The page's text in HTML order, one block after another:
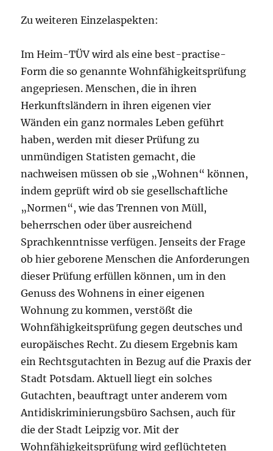
Zu weiteren Einzelaspekten:
Im Heim-TÜV wird als eine best-practise-
Form die so genannte Wohnfähigkeitsprüfung
angepriesen. Menschen, die in ihren
Herkunftsländern in ihren eigenen vier
Wänden ein ganz normales Leben geführt
haben, werden mit dieser Prüfung zu
unmündigen Statisten gemacht, die
nachweisen müssen ob sie „Wohnen“ können,
indem geprüft wird ob sie gesellschaftliche
„Normen“, wie das Trennen von Müll,
beherrschen oder über ausreichend
Sprachkenntnisse verfügen. Jenseits der Frage
ob hier geborene Menschen die Anforderungen
dieser Prüfung erfüllen können, um in den
Genuss des Wohnens in einer eigenen
Wohnung zu kommen, verstößt die
Wohnfähigkeitsprüfung gegen deutsches und
europäisches Recht. Zu diesem Ergebnis kam
ein Rechtsgutachten in Bezug auf die Praxis der
Stadt Potsdam. Aktuell liegt ein solches
Gutachten, beauftragt unter anderem vom
Antidiskriminierungsbüro Sachsen, auch für
die der Stadt Leipzig vor. Mit der
Wohnfähigkeitsprüfung wird geflüchteten